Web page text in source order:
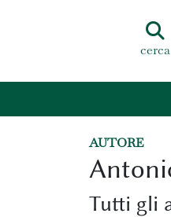
cerca
AUTORE
Tutti gli